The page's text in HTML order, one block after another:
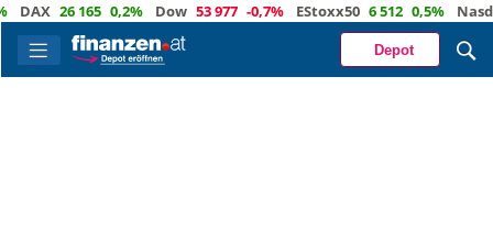
26 165 0,2% Dow 53 977 -0,7% EStoxx50 6 512 0,5% Nasdaq
Depot